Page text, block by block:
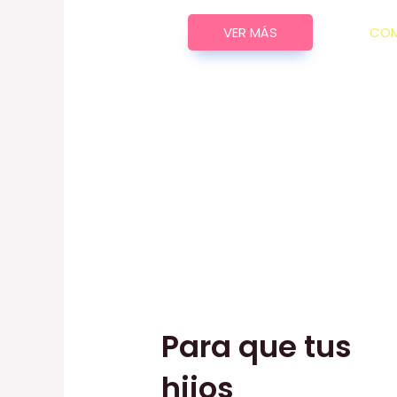
VER MÁS
Para que tus
hijos